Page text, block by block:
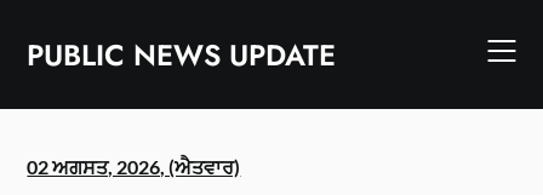
contentPUBLIC NEWS UPDATE
02 ਅਗਸਤ, 2026, (ਐਤਵਾਰ)